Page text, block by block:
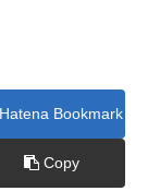
Hatena Bookmark
Copy